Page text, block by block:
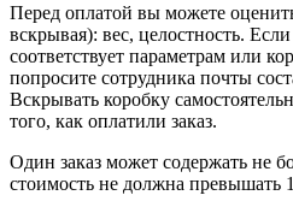
Перед оплатой вы можете
вскрывая): вес, целостность.
соответствует параметрам или
попросите сотрудника почты
Вскрывать коробку
того, как оплатили заказ.
Один заказ может содержать не
стоимость не должна превышать